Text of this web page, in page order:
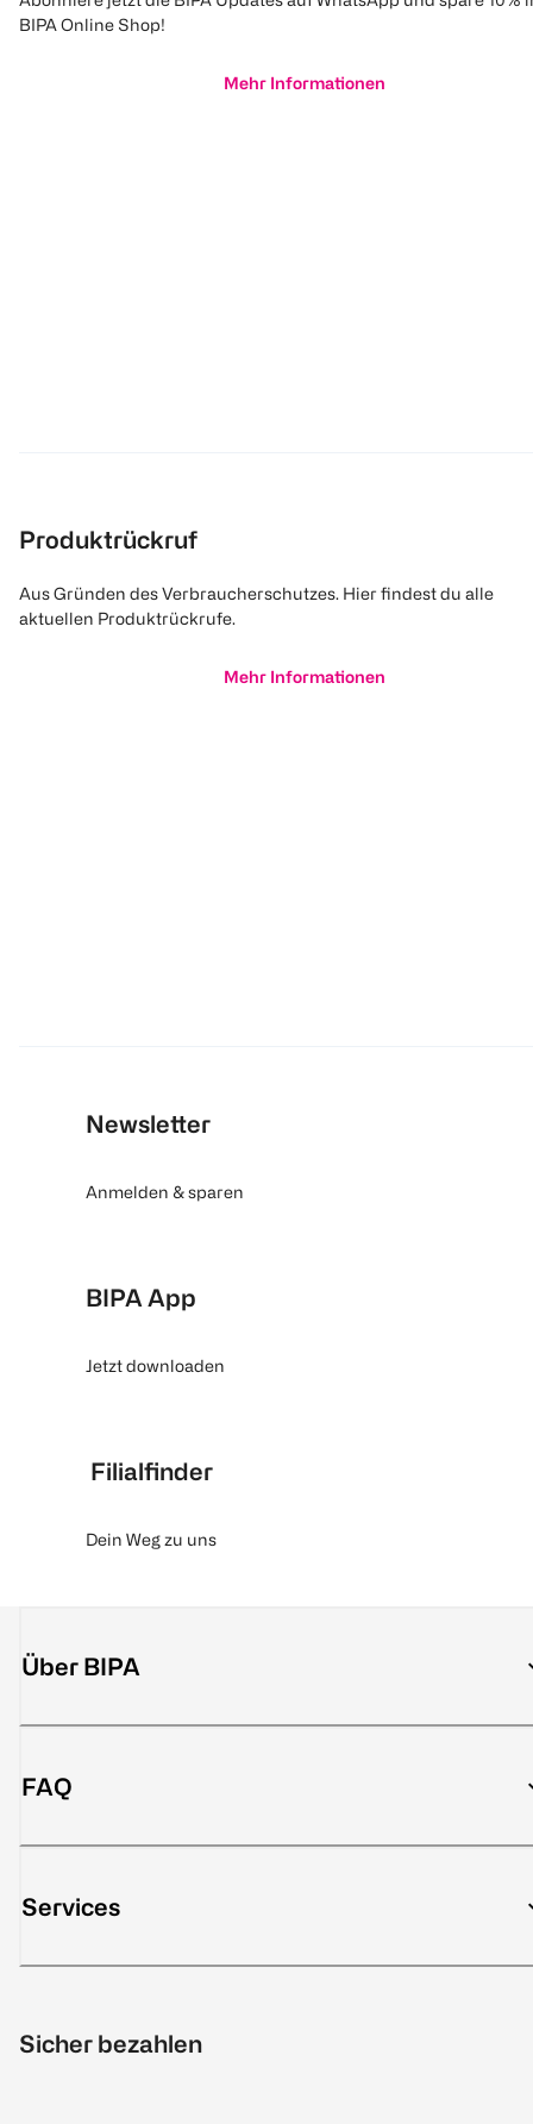
BIPA Online Shop!
Mehr Informationen
Produktrückruf
Aus Gründen des Verbraucherschutzes. Hier findest du alle
aktuellen Produktrückrufe.
Mehr Informationen
Newsletter
Anmelden & sparen
BIPA App
Jetzt downloaden
Filialfinder
Dein Weg zu uns
Über BIPA
FAQ
Services
Sicher bezahlen